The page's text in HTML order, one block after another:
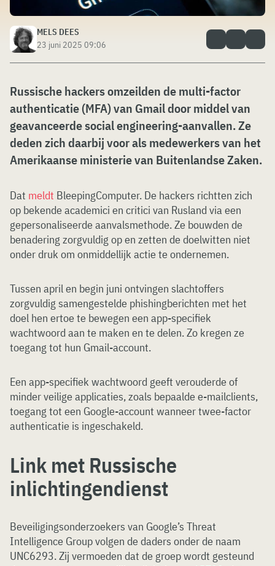
MELS DEES
23 juni 2025 09:06
Russische hackers omzeilden de multi-factor
authenticatie (MFA) van Gmail door middel van
geavanceerde social engineering-aanvallen. Ze
deden zich daarbij voor als medewerkers van het
Amerikaanse ministerie van Buitenlandse Zaken.
Dat meldt BleepingComputer. De hackers richtten zich
op bekende academici en critici van Rusland via een
gepersonaliseerde aanvalsmethode. Ze bouwden de
benadering zorgvuldig op en zetten de doelwitten niet
onder druk om onmiddellijk actie te ondernemen.
Tussen april en begin juni ontvingen slachtoffers
zorgvuldig samengestelde phishingberichten met het
doel hen ertoe te bewegen een app-specifiek
wachtwoord aan te maken en te delen. Zo kregen ze
toegang tot hun Gmail-account.
Een app-specifiek wachtwoord geeft verouderde of
minder veilige applicaties, zoals bepaalde e-mailclients,
toegang tot een Google-account wanneer twee-factor
authenticatie is ingeschakeld.
Link met Russische
inlichtingendienst
Beveiligingsonderzoekers van Google’s Threat
Intelligence Group volgen de daders onder de naam
UNC6293. Zij vermoeden dat de groep wordt gesteund